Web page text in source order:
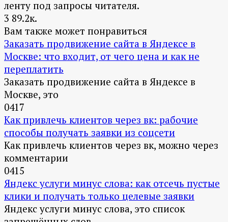
ленту под запросы читателя.
3 89.2к.
Вам также может понравиться
Заказать продвижение сайта в Яндексе в
Москве: что входит, от чего цена и как не
переплатить
Заказать продвижение сайта в Яндексе в
Москве, это
0417
Как привлечь клиентов через вк: рабочие
способы получать заявки из соцсети
Как привлечь клиентов через вк, можно через
комментарии
0415
Яндекс услуги минус слова: как отсечь пустые
клики и получать только целевые заявки
Яндекс услуги минус слова, это список